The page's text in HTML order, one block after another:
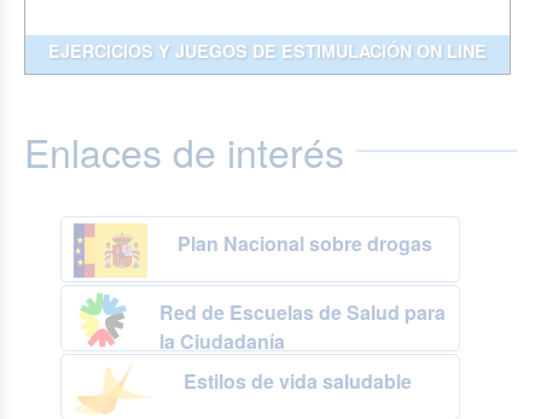
EJERCICIOS Y JUEGOS DE ESTIMULACIÓN ON LINE
Enlaces de interés
Plan Nacional sobre drogas
Red de Escuelas de Salud para
la Ciudadanía
Estilos de vida saludable